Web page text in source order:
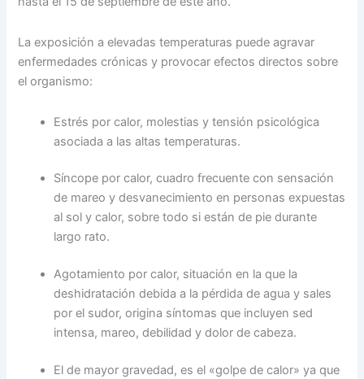
La exposición a elevadas temperaturas puede agravar
enfermedades crónicas y provocar efectos directos sobre
el organismo:
Estrés por calor, molestias y tensión psicológica
asociada a las altas temperaturas.
Síncope por calor, cuadro frecuente con sensación
de mareo y desvanecimiento en personas expuestas
al sol y calor, sobre todo si están de pie durante
largo rato.
Agotamiento por calor, situación en la que la
deshidratación debida a la pérdida de agua y sales
por el sudor, origina síntomas que incluyen sed
intensa, mareo, debilidad y dolor de cabeza.
El de mayor gravedad, es el «golpe de calor» ya que